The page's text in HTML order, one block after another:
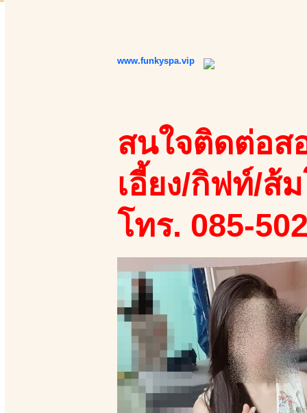
www.funkyspa.vip
สนใจติดต่อส
เอี้ยง/กิฟท์/ส้
โทร. 085-